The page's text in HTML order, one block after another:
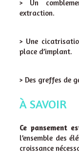
> Un
extraction.
> Une
place d’implant.
> Des greffes de
À SAVOIR
Ce pansement
l’ensemble des
croissance